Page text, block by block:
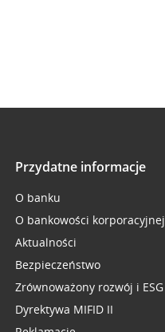
Przydatne informacje
O banku
O bankowości korporacyjnej
Aktualności
Bezpieczeństwo
Zrównoważony rozwój i ESG
Dyrektywa MIFID II